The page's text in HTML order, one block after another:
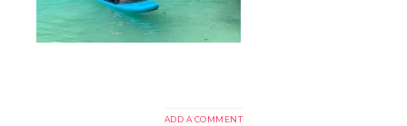
ADD A COMMENT